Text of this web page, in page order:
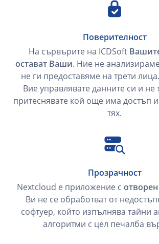
Поверителност
На сървърите на ICDSoft
остават Ваши. Ние не
не ги предоставяме на трети
Вие управлявате данните си и не
притеснявате кой още има достъп
тях.
Прозрачност
Nextcloud е приложение с
Ви не се обработват от
софтуер, който изпълнява тайни
алгоритми с цел печалба